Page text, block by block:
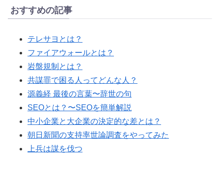
おすすめの記事
テレサヨとは？
ファイアウォールとは？
岩盤規制とは？
共謀罪で困る人ってどんな人？
源義経 最後の言葉〜辞世の句
SEOとは？〜SEOを簡単解説
中小企業と大企業の決定的な差とは？
朝日新聞の支持率世論調査をやってみた
上兵は謀を伐つ